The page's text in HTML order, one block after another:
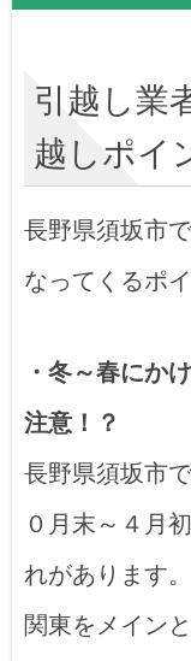
引越し業
越しポイ
長野県須坂市
なってくるポ
・冬～春にか
注意！？
長野県須坂市
０月末～４月
れがあります。
関東をメイン